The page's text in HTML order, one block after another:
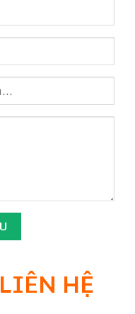
LIÊN HỆ